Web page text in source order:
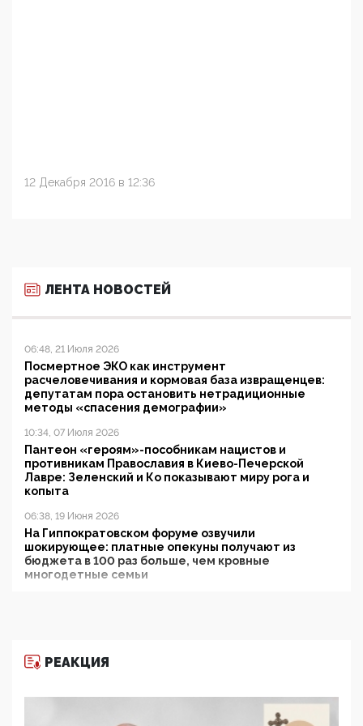
12 Декабря 2016 в 12:36
ЛЕНТА НОВОСТЕЙ
06:48, 21 Июля 2026
Посмертное ЭКО как инструмент
расчеловечивания и кормовая база извращенцев:
депутатам пора остановить нетрадиционные
методы «спасения демографии»
10:34, 07 Июля 2026
Пантеон «героям»-пособникам нацистов и
противникам Православия в Киево-Печерской
Лавре: Зеленский и Ко показывают миру рога и
копыта
06:38, 19 Июня 2026
На Гиппократовском форуме озвучили
шокирующее: платные опекуны получают из
бюджета в 100 раз больше, чем кровные
многодетные семьи
11:53, 09 Июня 2026
деятельность ИИТО ЮНЕСКО в России, но
цифроглобалисты продолжают определять
РЕАКЦИЯ